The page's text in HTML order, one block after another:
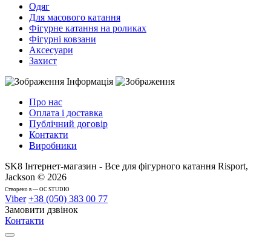
Одяг
Для масового катання
Фігурне катання на роликах
Фігурні ковзани
Аксесуари
Захист
Інформація
Про нас
Оплата і доставка
Публічний договір
Контакти
Виробники
SK8 Інтернет-магазин - Все для фігурного катання Risport,
Jackson © 2026
Cтворено в — OC STUDIO
Viber +38 (050) 383 00 77
Замовити дзвінок
Контакти